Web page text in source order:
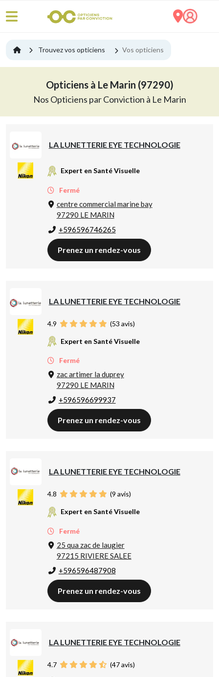
Trouvez vos opticiens Vos opticiens
Opticiens à Le Marin (97290)
Nos Opticiens par Conviction à Le Marin
LA LUNETTERIE EYE TECHNOLOGIE
Expert en Santé Visuelle
Fermé
centre commercial marine bay
97290 LE MARIN
+596596746265
Prenez un rendez-vous
LA LUNETTERIE EYE TECHNOLOGIE
4.9 (53 avis)
Expert en Santé Visuelle
Fermé
zac artimer la duprey
97290 LE MARIN
+596596699937
Prenez un rendez-vous
LA LUNETTERIE EYE TECHNOLOGIE
4.8 (9 avis)
Expert en Santé Visuelle
Fermé
25 qua zac de laugier
97215 RIVIERE SALEE
+596596487908
Prenez un rendez-vous
LA LUNETTERIE EYE TECHNOLOGIE
4.7 (47avis)